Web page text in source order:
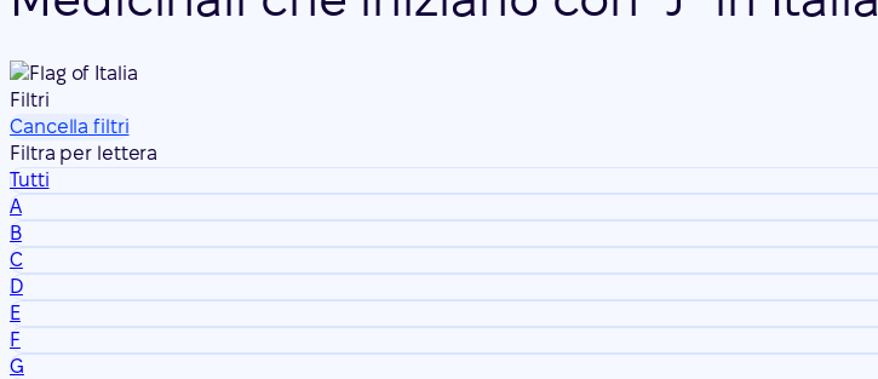
Filtri
Cancella filtri
Filtra per lettera
Tutti
A
B
C
D
E
F
G